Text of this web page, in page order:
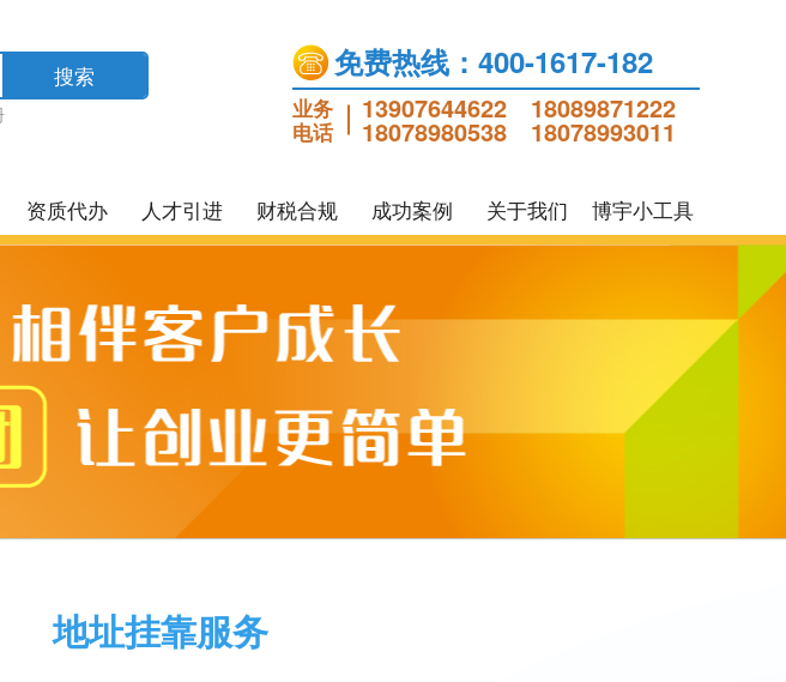
搜索 免费热线：400-1617-182
业务
电话
13907644622 18089871222
18078980538 18078993011
资质代办 人才引进 财税合规 成功案例 关于我们 博宇小工具
地址挂靠服务